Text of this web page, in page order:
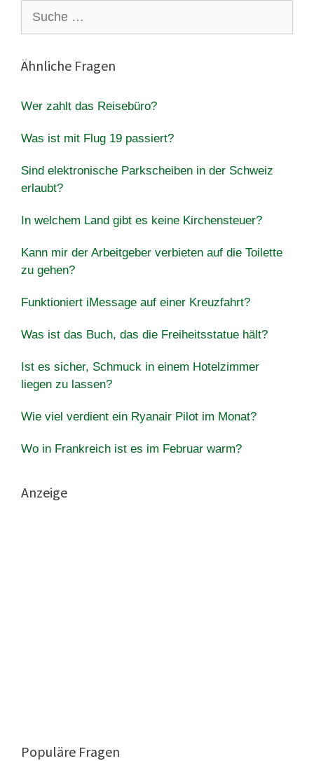
nach:
Ähnliche Fragen
Wer zahlt das Reisebüro?
Was ist mit Flug 19 passiert?
Sind elektronische Parkscheiben in der Schweiz
erlaubt?
In welchem Land gibt es keine Kirchensteuer?
Kann mir der Arbeitgeber verbieten auf die Toilette
zu gehen?
Funktioniert iMessage auf einer Kreuzfahrt?
Was ist das Buch, das die Freiheitsstatue hält?
Ist es sicher, Schmuck in einem Hotelzimmer
liegen zu lassen?
Wie viel verdient ein Ryanair Pilot im Monat?
Wo in Frankreich ist es im Februar warm?
Anzeige
Populäre Fragen